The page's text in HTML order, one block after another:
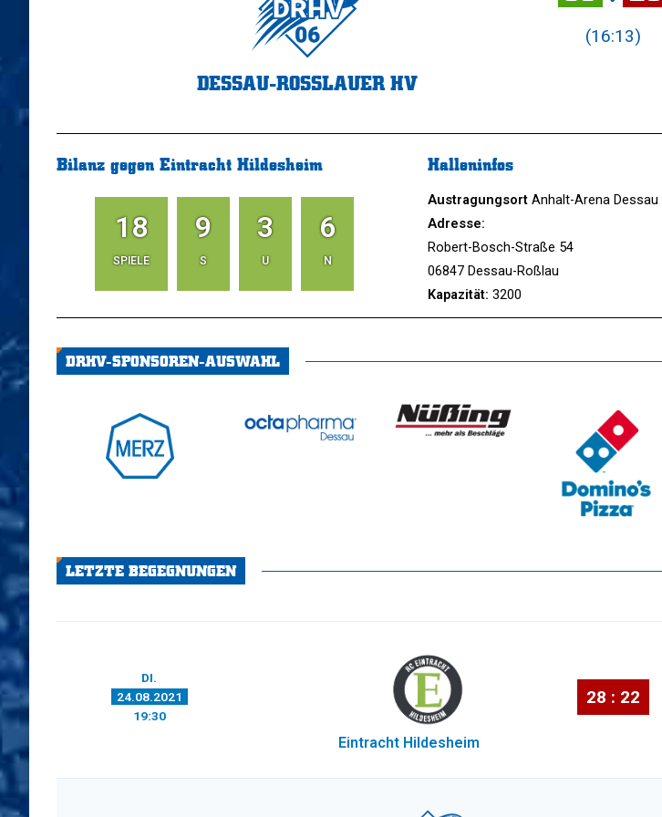
DESSAU-ROSSLAUER HV
(16:13)
Bilanz gegen Eintracht Hildesheim
18
SPIELE
9
S
3
U
6
N
Halleninfos
Austragungsort Anhalt-Arena Dessau
Adresse:
Robert-Bosch-Straße 54
06847 Dessau-Roßlau
Kapazität: 3200
DRHV-SPONSOREN-AUSWAHL
LETZTE BEGEGNUNGEN
DI.
24.08.2021
19:30
Eintracht Hildesheim
28 : 22